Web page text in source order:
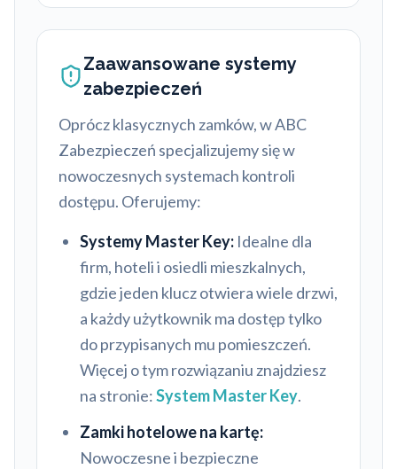
Zaawansowane systemy
zabezpieczeń
Oprócz klasycznych zamków, w ABC
Zabezpieczeń specjalizujemy się w
nowoczesnych systemach kontroli
dostępu. Oferujemy:
Systemy Master Key: Idealne dla
firm, hoteli i osiedli mieszkalnych,
gdzie jeden klucz otwiera wiele drzwi,
a każdy użytkownik ma dostęp tylko
do przypisanych mu pomieszczeń.
Więcej o tym rozwiązaniu znajdziesz
na stronie:System Master Key.
Zamki hotelowe na kartę:
Nowoczesne i bezpieczne